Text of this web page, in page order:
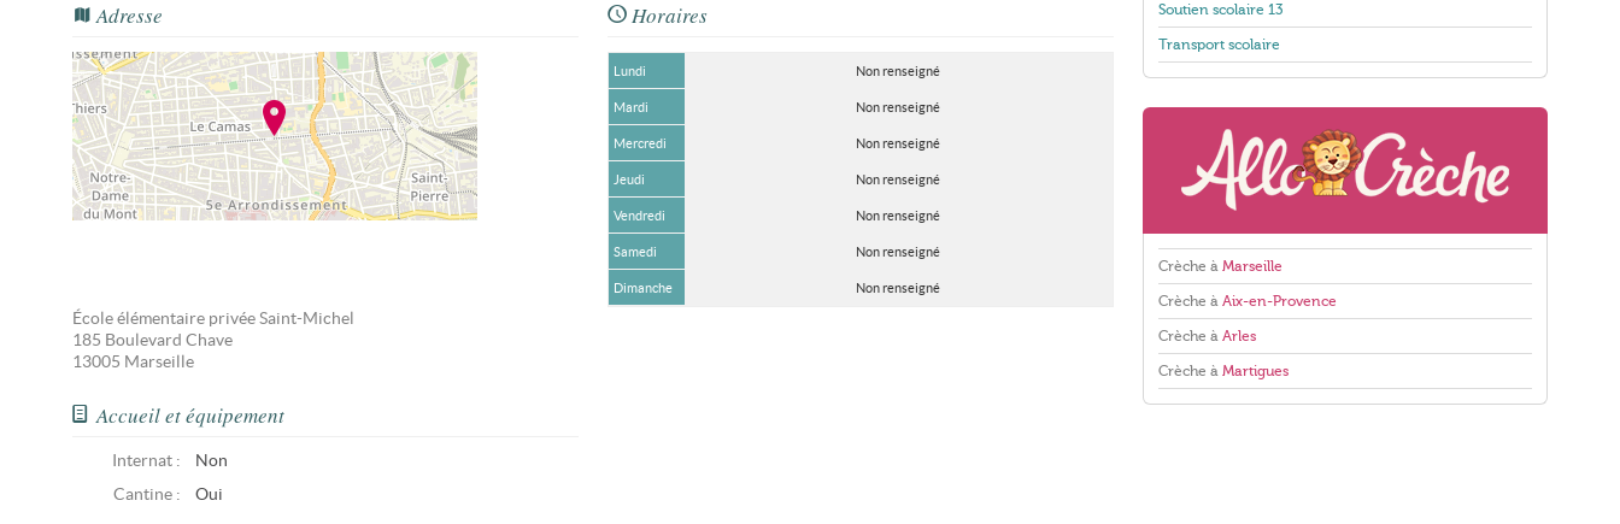
Adresse
École élémentaire privée Saint-Michel
185 Boulevard Chave
13005 Marseille
Horaires
Lundi Non renseigné
Mardi Non renseigné
Mercredi Non renseigné
Jeudi Non renseigné
Vendredi Non renseigné
Samedi Non renseigné
Dimanche Non renseigné
Accueil et équipement
Internat :
Non
Cantine :
Oui
Soutien scolaire 13
Transport scolaire
Crèche à Marseille
Crèche à Aix-en-Provence
Crèche à Arles
Crèche à Martigues